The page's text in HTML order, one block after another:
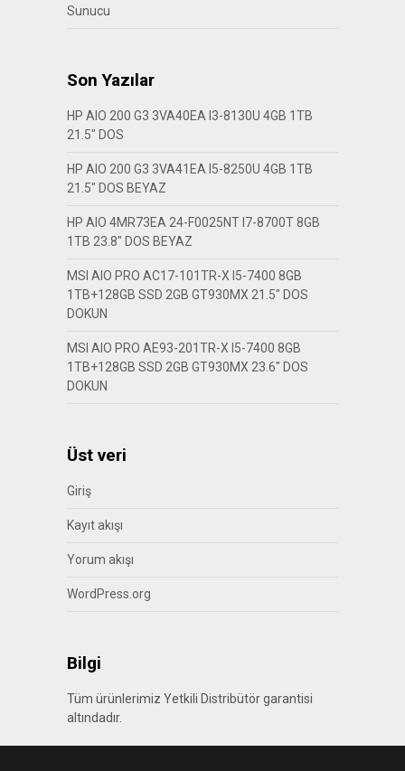
Sunucu
Son Yazılar
HP AIO 200 G3 3VA40EA I3-8130U 4GB 1TB
21.5″ DOS
HP AIO 200 G3 3VA41EA I5-8250U 4GB 1TB
21.5″ DOS BEYAZ
HP AIO 4MR73EA 24-F0025NT I7-8700T 8GB
1TB 23.8″ DOS BEYAZ
MSI AIO PRO AC17-101TR-X I5-7400 8GB
1TB+128GB SSD 2GB GT930MX 21.5″ DOS
DOKUN
MSI AIO PRO AE93-201TR-X I5-7400 8GB
1TB+128GB SSD 2GB GT930MX 23.6″ DOS
DOKUN
Üst veri
Giriş
Kayıt akışı
Yorum akışı
WordPress.org
Bilgi
Tüm ürünlerimiz Yetkili Distribütör garantisi
altındadır.